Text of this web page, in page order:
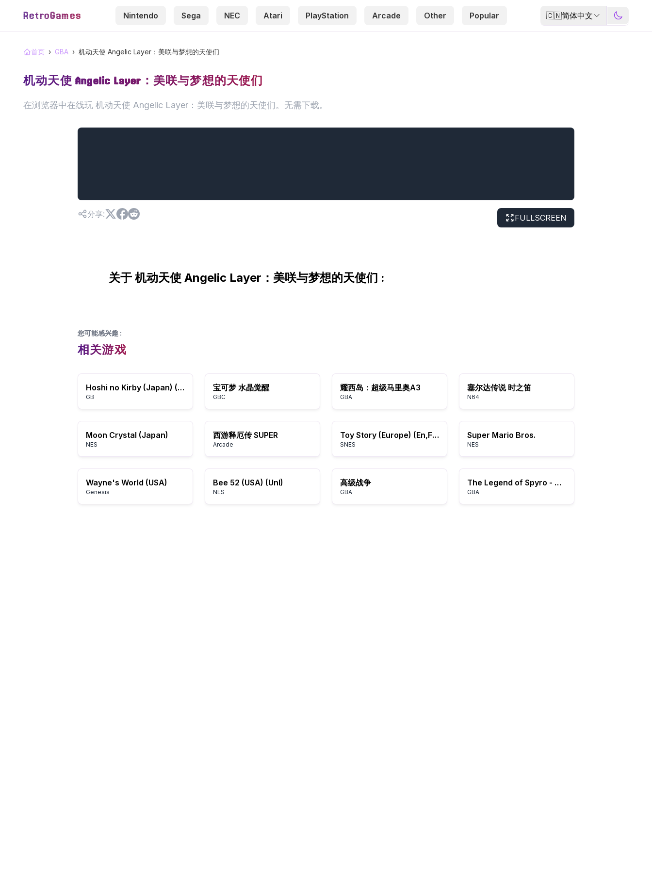
RetroGames Nintendo Sega NEC Atari PlayStation Arcade Other Popular 🇨🇳简体中文
首页 › GBA › 机动天使 Angelic Layer：美咲与梦想的天使们
机动天使 Angelic Layer：美咲与梦想的天使们
在浏览器中在线玩 机动天使 Angelic Layer：美咲与梦想的天使们。无需下载。
分享: FULLSCREEN
关于 机动天使 Angelic Layer：美咲与梦想的天使们 :
您可能感兴趣 :
相关游戏
Hoshi no Kirby (Japan) (Rev A)
GB
宝可梦 水晶觉醒
GBC
耀西岛：超级马里奥A3
GBA
塞尔达传说 时之笛
N64
Moon Crystal (Japan)
NES
西游释厄传 SUPER
Arcade
Toy Story (Europe) (En,Fr,De)
SNES
Super Mario Bros.
NES
Wayne's World (USA)
Genesis
Bee 52 (USA) (Unl)
NES
高级战争
GBA
The Legend of Spyro - The Eternal Night (E)(Sir VG)
GBA